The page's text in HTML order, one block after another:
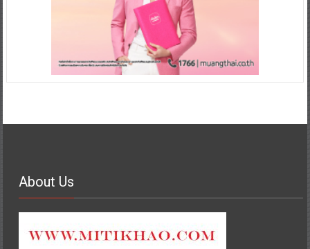
About Us